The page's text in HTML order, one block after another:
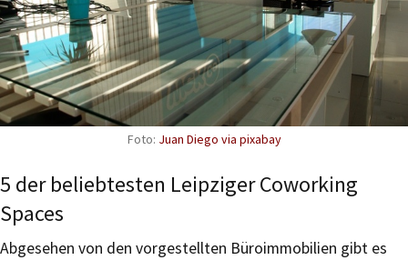
Foto: Juan Diego via pixabay
5 der beliebtesten Leipziger Coworking
Spaces
Abgesehen von den vorgestellten Büroimmobilien gibt es